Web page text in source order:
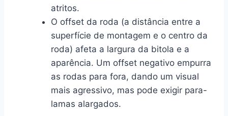
atritos.
O offset da roda (a distância entre a
superfície de montagem e o centro da
roda) afeta a largura da bitola e a
aparência. Um offset negativo empurra
as rodas para fora, dando um visual
mais agressivo, mas pode exigir para-
lamas alargados.